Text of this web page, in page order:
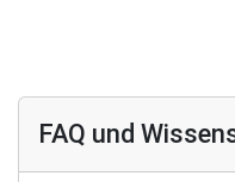
FAQ und